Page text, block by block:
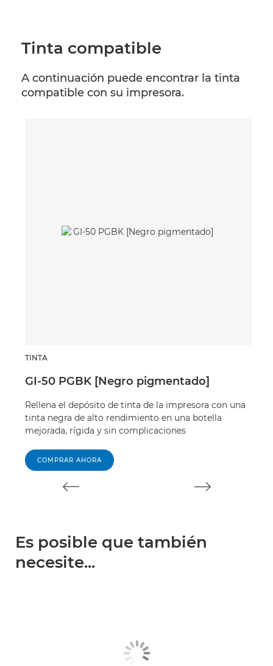
Tinta compatible
A continuación puede encontrar la tinta
compatible con su impresora.
TINTA
GI-50 PGBK [Negro pigmentado]
Rellena el depósito de tinta de la impresora con una
tinta negra de alto rendimiento en una botella
mejorada, rígida y sin complicaciones
COMPRAR AHORA
Es posible que también
necesite...